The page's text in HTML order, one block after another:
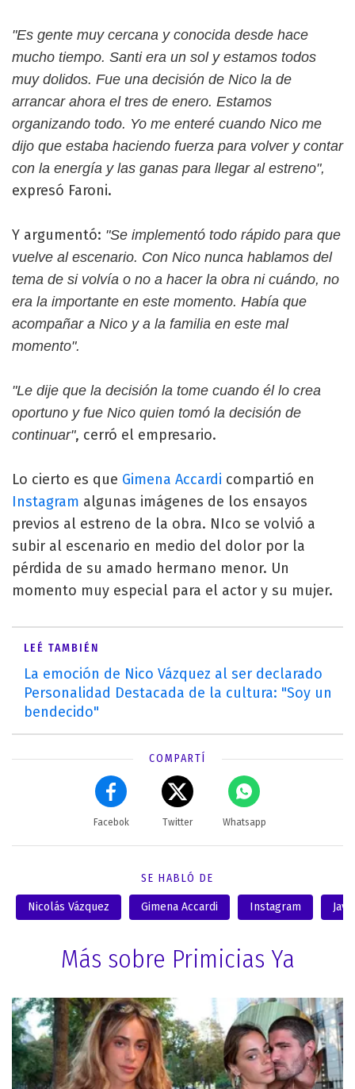
"Es gente muy cercana y conocida desde hace
mucho tiempo. Santi era un sol y estamos todos
muy dolidos. Fue una decisión de Nico la de
arrancar ahora el tres de enero. Estamos
organizando todo. Yo me enteré cuando Nico me
dijo que estaba haciendo fuerza para volver y contar
con la energía y las ganas para llegar al estreno",
expresó Faroni.
Y argumentó: "Se implementó todo rápido para que
vuelve al escenario. Con Nico nunca hablamos del
tema de si volvía o no a hacer la obra ni cuándo, no
era la importante en este momento. Había que
acompañar a Nico y a la familia en este mal
momento".
"Le dije que la decisión la tome cuando él lo crea
oportuno y fue Nico quien tomó la decisión de
continuar", cerró el empresario.
Lo cierto es que Gimena Accardi compartió en
Instagram algunas imágenes de los ensayos
previos al estreno de la obra. NIco se volvió a
subir al escenario en medio del dolor por la
pérdida de su amado hermano menor. Un
momento muy especial para el actor y su mujer.
LEÉ TAMBIÉN
La emoción de Nico Vázquez al ser declarado
Personalidad Destacada de la cultura: "Soy un
bendecido"
COMPARTÍ
Facebok Twitter Whatsapp
SE HABLÓ DE
Nicolás Vázquez Gimena Accardi Instagram
Más sobre Primicias Ya